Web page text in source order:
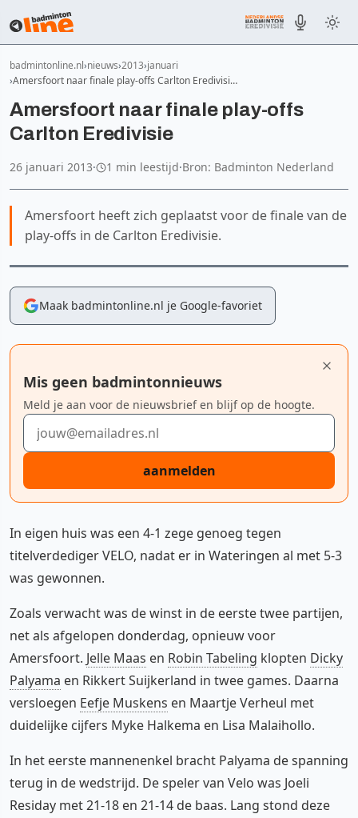
badmintonline.nl nieuws 2013 januari
Amersfoort naar finale play-offs Carlton Eredivisi…
Amersfoort naar finale play-offs
Carlton Eredivisie
26 januari 2013· 1 min leestijd·Bron: Badminton Nederland
Amersfoort heeft zich geplaatst voor de finale van de
play-offs in de Carlton Eredivisie.
Maak badmintonline.nl je Google-favoriet
Mis geen badmintonnieuws
Meld je aan voor de nieuwsbrief en blijf op de hoogte.
E-mailadres
aanmelden
In eigen huis was een 4-1 zege genoeg tegen
titelverdediger VELO, nadat er in Wateringen al met 5-3
was gewonnen.
Zoals verwacht was de winst in de eerste twee partijen,
net als afgelopen donderdag, opnieuw voor
Amersfoort. Jelle Maas en Robin Tabeling klopten Dicky
Palyama en Rikkert Suijkerland in twee games. Daarna
versloegen Eefje Muskens en Maartje Verheul met
duidelijke cijfers Myke Halkema en Lisa Malaihollo.
In het eerste mannenenkel bracht Palyama de spanning
terug in de wedstrijd. De speler van Velo was Joeli
Residay met 21-18 en 21-14 de baas. Lang stond deze